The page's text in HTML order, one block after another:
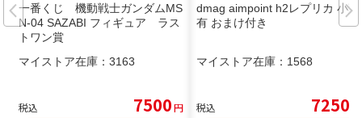
一番くじ 機動戦士ガンダムMS
N-04 SAZABI フィギュア ラス
トワン賞
マイストア在庫： 3163
税込 7500円
dmag aimpoint h2レプリカ 小難
有 おまけ付き
マイストア在庫： 1568
税込 7250